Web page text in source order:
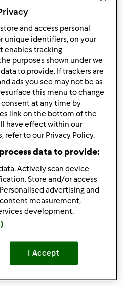
® posiadasz?
and access personal
unique identifiers, on your
enables tracking
purposes shown under we
to provide. If trackers are
ads you see may not be as
this menu to change
at any time by
link on the bottom of the
have effect within our
refer to our Privacy Policy.
data to provide:
Actively scan device
Store and/or access
advertising and
measurement,
development.
I Accept